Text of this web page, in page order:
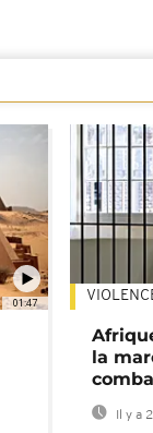
01:47
la
Il y a